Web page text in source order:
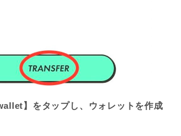
】をタップし、ウォレットを作成